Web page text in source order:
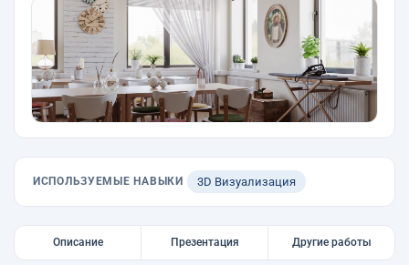
ИСПОЛЬЗУЕМЫЕ НАВЫКИ 3D Визуализация
Описание Презентация Другие работы